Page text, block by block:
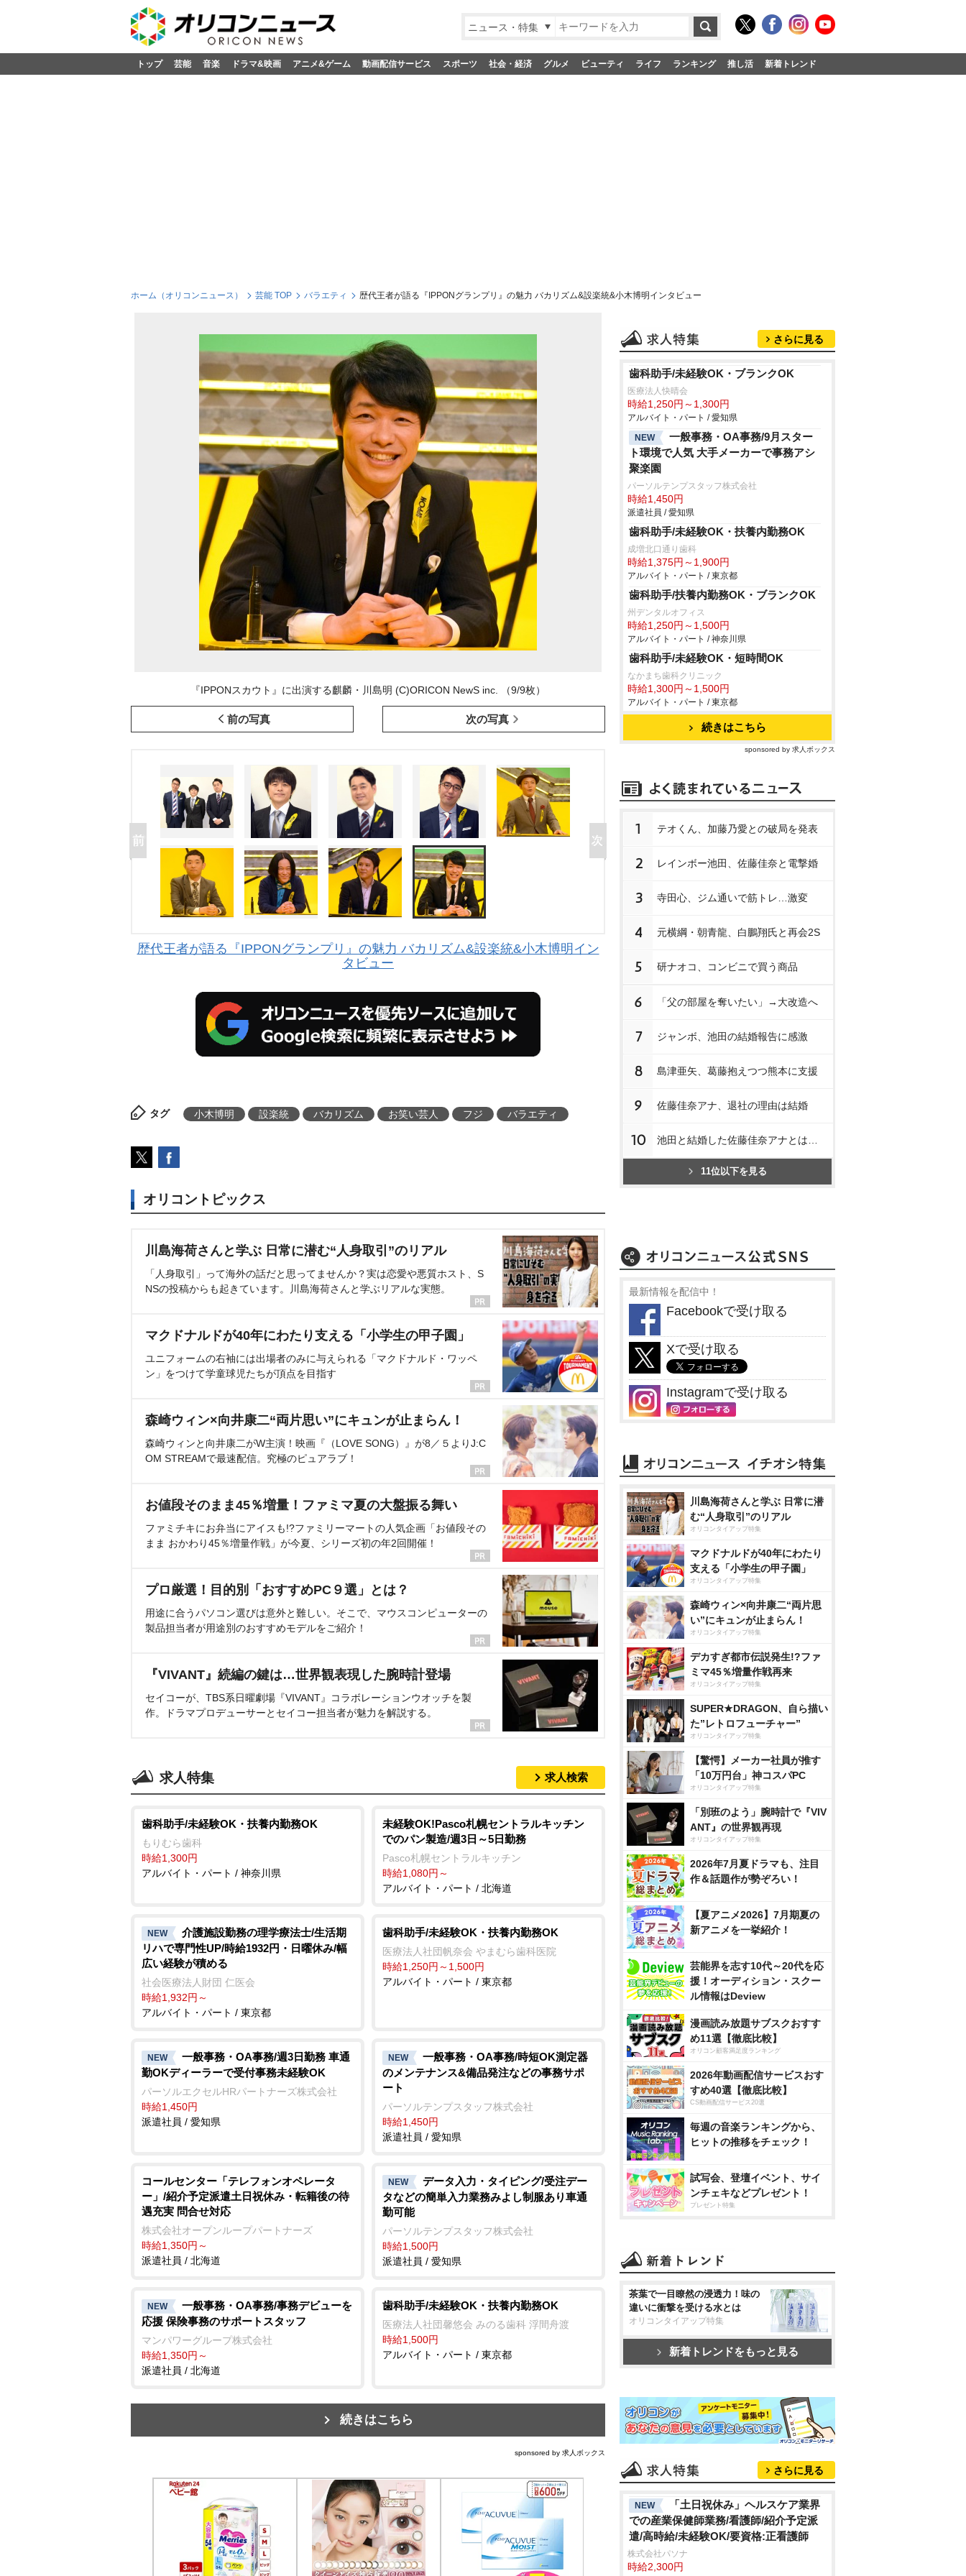
ニュース・特集
トップ 芸能 音楽 ドラマ&映画 アニメ&ゲーム 動画配信サービス スポーツ 社会・経済 グルメ ビューティ ライフ ランキング 推し活 新着トレンド
ホーム（オリコンニュース） 芸能 TOP バラエティ 歴代王者が語る『IPPONグランプリ』の魅力 バカリズム&設楽統&小木博明インタビュー
『IPPONスカウト』に出演する麒麟・川島明 (C)ORICON NewS inc. （9/9枚）
前の写真 次の写真
歴代王者が語る『IPPONグランプリ』の魅力 バカリズム&設楽統&小木博明イン
タビュー
タグ 小木博明 設楽統 バカリズム お笑い芸人 フジ バラエティ
オリコントピックス
川島海荷さんと学ぶ 日常に潜む“人身取引”のリアル
「人身取引」って海外の話だと思ってませんか？実は恋愛や悪質ホスト、S
NSの投稿からも起きています。川島海荷さんと学ぶリアルな実態。
マクドナルドが40年にわたり支える「小学生の甲子園」
ユニフォームの右袖には出場者のみに与えられる「マクドナルド・ワッペ
ン」をつけて学童球児たちが頂点を目指す
森崎ウィン×向井康二“両片思い”にキュンが止まらん！
森崎ウィンと向井康二がW主演！映画『（LOVE SONG）』が8／５よりJ:C
OM STREAMで最速配信。究極のピュアラブ！
お値段そのまま45％増量！ファミマ夏の大盤振る舞い
ファミチキにお弁当にアイスも!?ファミリーマートの人気企画「お値段その
まま おかわり45％増量作戦」が今夏、シリーズ初の年2回開催！
プロ厳選！目的別「おすすめPC９選」とは？
用途に合うパソコン選びは意外と難しい。そこで、マウスコンピューターの
製品担当者が用途別のおすすめモデルをご紹介！
『VIVANT』続編の鍵は…世界観表現した腕時計登場
セイコーが、TBS系日曜劇場『VIVANT』コラボレーションウオッチを製
作。ドラマプロデューサーとセイコー担当者が魅力を解説する。
求人特集 求人検索
歯科助手/未経験OK・扶養内勤務OK
もりむら歯科
時給1,300円
アルバイト・パート / 神奈川県
未経験OK!Pasco札幌セントラルキッチン
でのパン製造/週3日～5日勤務
Pasco札幌セントラルキッチン
時給1,080円～
アルバイト・パート / 北海道
NEW
介護施設勤務の理学療法士/生活期
リハで専門性UP/時給1932円・日曜休み/幅
広い経験が積める
社会医療法人財団 仁医会
時給1,932円～
アルバイト・パート / 東京都
歯科助手/未経験OK・扶養内勤務OK
医療法人社団帆奈会 やまむら歯科医院
時給1,250円～1,500円
アルバイト・パート / 東京都
NEW
一般事務・OA事務/週3日勤務 車通
勤OKディーラーで受付事務未経験OK
パーソルエクセルHRパートナーズ株式会社
時給1,450円
派遣社員 / 愛知県
NEW
一般事務・OA事務/時短OK測定器
のメンテナンス&備品発注などの事務サポ
ート
パーソルテンプスタッフ株式会社
時給1,450円
派遣社員 / 愛知県
コールセンター「テレフォンオペレータ
ー」/紹介予定派遣土日祝休み・転籍後の待
遇充実 問合せ対応
株式会社オープンループパートナーズ
時給1,350円～
派遣社員 / 北海道
NEW
データ入力・タイピング/受注デー
タなどの簡単入力業務みよし制服あり車通
勤可能
パーソルテンプスタッフ株式会社
時給1,500円
派遣社員 / 愛知県
NEW
一般事務・OA事務/事務デビューを
応援 保険事務のサポートスタッフ
マンパワーグループ株式会社
時給1,350円～
派遣社員 / 北海道
歯科助手/未経験OK・扶養内勤務OK
医療法人社団馨悠会 みのる歯科 浮間舟渡
時給1,500円
アルバイト・パート / 東京都
続きはこちら
sponsored by 求人ボックス
さらに見る
歯科助手/未経験OK・ブランクOK
医療法人快晴会
時給1,250円～1,300円
アルバイト・パート / 愛知県
NEW
一般事務・OA事務/9月スター
ト環境で人気 大手メーカーで事務アシ
聚楽園
パーソルテンプスタッフ株式会社
時給1,450円
派遣社員 / 愛知県
歯科助手/未経験OK・扶養内勤務OK
成増北口通り歯科
時給1,375円～1,900円
アルバイト・パート / 東京都
歯科助手/扶養内勤務OK・ブランクOK
州デンタルオフィス
時給1,250円～1,500円
アルバイト・パート / 神奈川県
歯科助手/未経験OK・短時間OK
なかまち歯科クリニック
時給1,300円～1,500円
アルバイト・パート / 東京都
続きはこちら
sponsored by 求人ボックス
1 テオくん、加藤乃愛との破局を発表
2 レインボー池田、佐藤佳奈と電撃婚
3 寺田心、ジム通いで筋トレ…激変
4 元横綱・朝青龍、白鵬翔氏と再会2S
5 研ナオコ、コンビニで買う商品
6 「父の部屋を奪いたい」→大改造へ
7 ジャンボ、池田の結婚報告に感激
8 島津亜矢、葛藤抱えつつ熊本に支援
9 佐藤佳奈アナ、退社の理由は結婚
10 池田と結婚した佐藤佳奈アナとは…
11位以下を見る
最新情報を配信中！
Facebookで受け取る
Xで受け取る
Instagramで受け取る
川島海荷さんと学ぶ 日常に潜
む“人身取引”のリアル
オリコンタイアップ特集
マクドナルドが40年にわたり
支える「小学生の甲子園」
オリコンタイアップ特集
森崎ウィン×向井康二“両片思
い”にキュンが止まらん！
オリコンタイアップ特集
デカすぎ都市伝説発生!?ファ
ミマ45％増量作戦再来
オリコンタイアップ特集
SUPER★DRAGON、自ら描い
た”レトロフューチャー”
オリコンタイアップ特集
【驚愕】メーカー社員が推す
「10万円台」神コスパPC
オリコンタイアップ特集
「別班のよう」腕時計で『VIV
ANT』の世界観再現
オリコンタイアップ特集
2026年7月夏ドラマも、注目
作＆話題作が勢ぞろい！
【夏アニメ2026】7月期夏の
新アニメを一挙紹介！
芸能界を志す10代～20代を応
援！オーディション・スクー
ル情報はDeview
漫画読み放題サブスクおすす
め11選【徹底比較】
オリコン顧客満足度ランキング
2026年動画配信サービスおす
すめ40選【徹底比較】
CS動画配信サービス20選
毎週の音楽ランキングから、
ヒットの推移をチェック！
試写会、登壇イベント、サイ
ンチェキなどプレゼント！
プレゼント特集
茶葉で一目瞭然の浸透力！味の
違いに衝撃を受ける水とは
オリコンタイアップ特集
新着トレンドをもっと見る
さらに見る
NEW
「土日祝休み」ヘルスケア業界
での産業保健師業務/看護師/紹介予定派
遣/高時給/未経験OK/要資格:正看護師
株式会社パソナ
時給2,300円